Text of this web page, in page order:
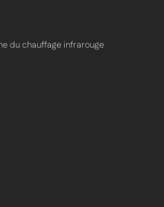
du chauffage infrarouge